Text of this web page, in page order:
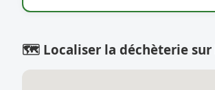
🗺️ Localiser la déchèterie sur